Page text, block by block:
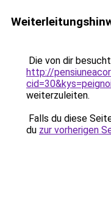
Die von dir
http://
weiterzuleiten.
Falls du diese
du zur vorherigen